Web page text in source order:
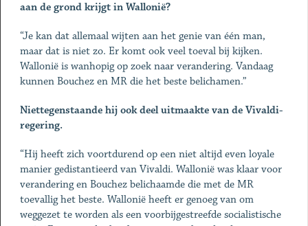
aan de grond krijgt in Wallonië?
“Je kan dat allemaal wijten aan het genie van één man,
maar dat is niet zo. Er komt ook veel toeval bij kijken.
Wallonië is wanhopig op zoek naar verandering. Vandaag
kunnen Bouchez en MR die het beste belichamen.”
Niettegenstaande hij ook deel uitmaakte van de Vivaldi-
regering.
“Hij heeft zich voortdurend op een niet altijd even loyale
manier gedistantieerd van Vivaldi. Wallonië was klaar voor
verandering en Bouchez belichaamde die met de MR
toevallig het beste. Wallonië heeft er genoeg van om
weggezet te worden als een voorbijgestreefde socialistische